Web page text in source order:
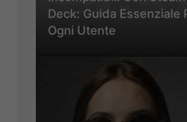
Deck: Guida Essenziale
Ogni Utente